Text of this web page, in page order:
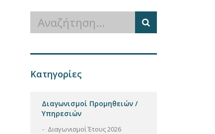
Κατηγορίες
Διαγωνισμοί Προμηθειών /
Υπηρεσιών
Διαγωνισμοί Έτους 2026